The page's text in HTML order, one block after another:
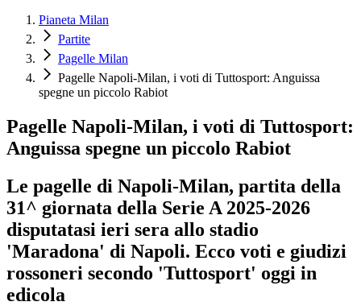
Pianeta Milan
Partite
Pagelle Milan
Pagelle Napoli-Milan, i voti di Tuttosport: Anguissa
spegne un piccolo Rabiot
Pagelle Napoli-Milan, i voti di Tuttosport:
Anguissa spegne un piccolo Rabiot
Le pagelle di Napoli-Milan, partita della
31^ giornata della Serie A 2025-2026
disputatasi ieri sera allo stadio
'Maradona' di Napoli. Ecco voti e giudizi
rossoneri secondo 'Tuttosport' oggi in
edicola